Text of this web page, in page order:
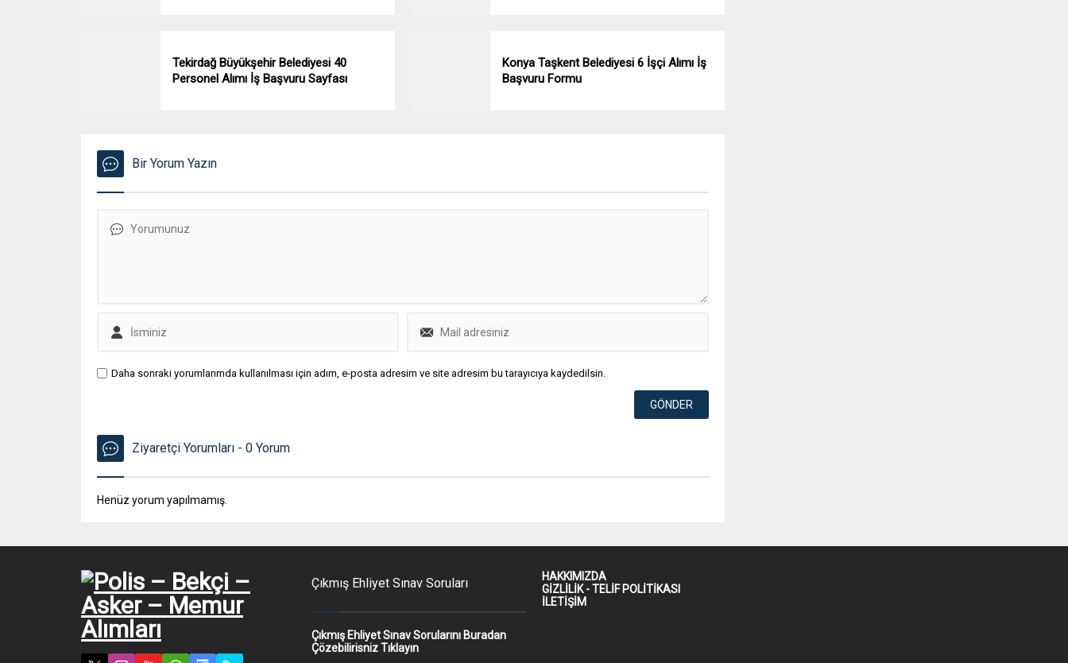
Tekirdağ Büyükşehir Belediyesi 40
Personel Alımı İş Başvuru Sayfası
Konya Taşkent Belediyesi 6 İşçi Alımı İş
Başvuru Formu
Bir Yorum Yazın
Daha sonraki yorumlarımda kullanılması için adım, e-posta adresim ve site adresim bu tarayıcıya kaydedilsin.
Ziyaretçi Yorumları - 0 Yorum
Henüz yorum yapılmamış.
Çıkmış Ehliyet Sınav Soruları
Çıkmış Ehliyet Sınav Sorularını Buradan
Çözebilirisniz Tıklayın
HAKKIMIZDA
GİZLİLİK - TELİF POLİTİKASI
İLETİŞİM